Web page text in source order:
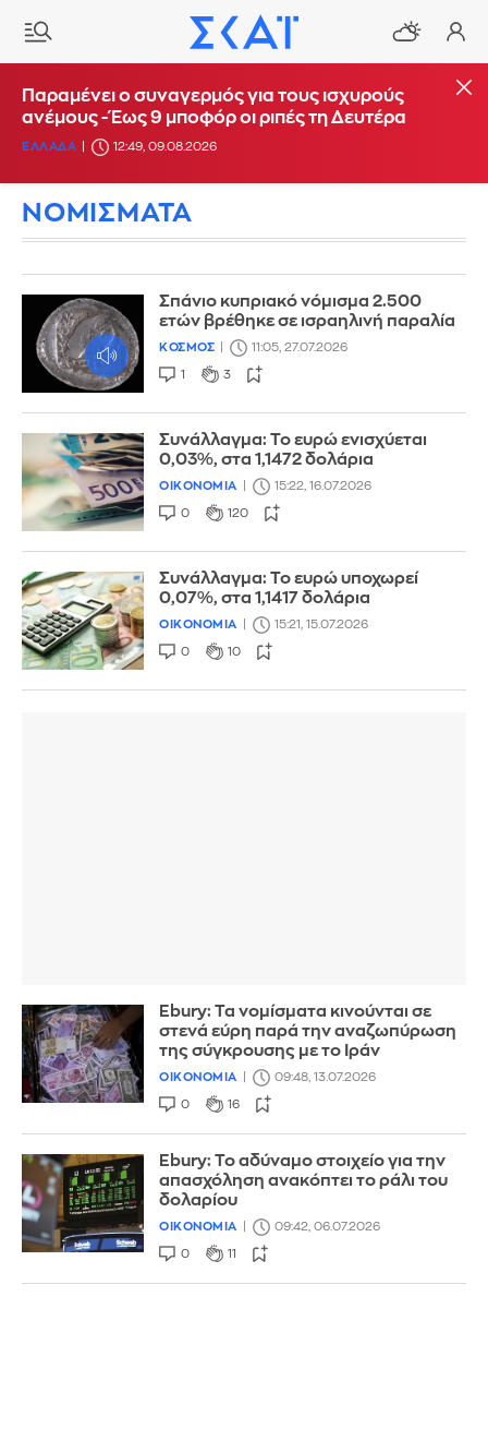
Παραμένει ο συναγερμός για τους ισχυρούς
ανέμους - Έως 9 μποφόρ οι ριπές τη Δευτέρα
ΕΛΛΑΔΑ 12:49, 09.08.2026
ΝΟΜΙΣΜΑΤΑ
Σπάνιο κυπριακό νόμισμα 2.500
ετών βρέθηκε σε ισραηλινή παραλία
ΚΟΣΜΟΣ 11:05, 27.07.2026
1 3
Συνάλλαγμα: Το ευρώ ενισχύεται
0,03%, στα 1,1472 δολάρια
ΟΙΚΟΝΟΜΙΑ 15:22, 16.07.2026
0 120
Συνάλλαγμα: Το ευρώ υποχωρεί
0,07%, στα 1,1417 δολάρια
ΟΙΚΟΝΟΜΙΑ 15:21, 15.07.2026
0 10
Ebury: Τα νομίσματα κινούνται σε
στενά εύρη παρά την αναζωπύρωση
της σύγκρουσης με το Ιράν
ΟΙΚΟΝΟΜΙΑ 09:48, 13.07.2026
0 16
Ebury: Το αδύναμο στοιχείο για την
απασχόληση ανακόπτει το ράλι του
δολαρίου
ΟΙΚΟΝΟΜΙΑ 09:42, 06.07.2026
0 11